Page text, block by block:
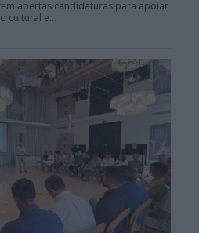
abertas candidaturas para apoiar
cultural e...